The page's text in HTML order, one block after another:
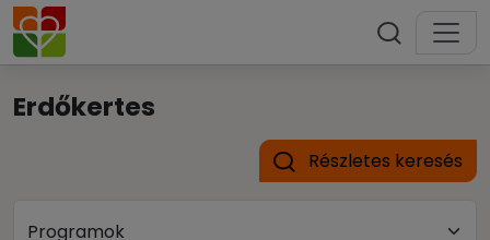
Erdőkertes
Részletes keresés